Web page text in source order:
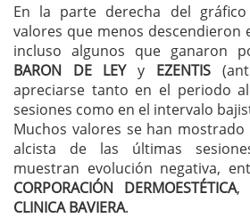
En la parte derecha del
valores que menos descendieron
incluso algunos que ganaron
BARON DE LEYy EZENTIS
apreciarse tanto en el periodo
sesiones como en el intervalo
Muchos valores se han
alcista de las últimas
muestran evolución negativa,
CORPORACIÓN DERMOESTÉTICA,
CLINICA BAVIERA.